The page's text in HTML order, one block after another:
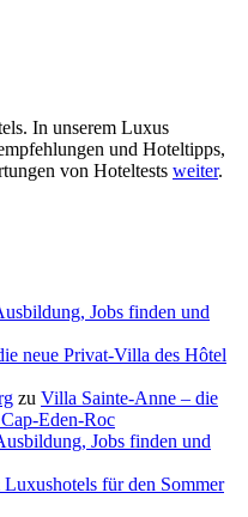
In unserem Luxus
und Hoteltipps,
von Hoteltests weiter.
Jobs finden und
neue Privat-Villa des Hôtel
zu Villa Sainte-Anne – die
Eden-Roc
Jobs finden und
für den Sommer